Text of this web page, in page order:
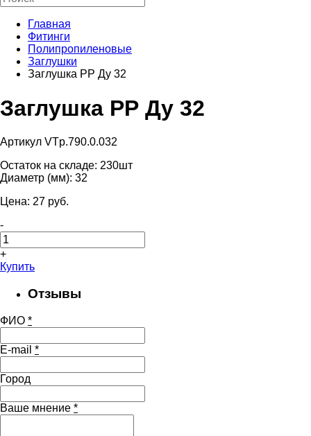
Главная
Фитинги
Полипропиленовые
Заглушки
Заглушка РР Ду 32
Заглушка РР Ду 32
Артикул VTp.790.0.032
Остаток на складе: 230шт
Диаметр (мм): 32
Цена: 27 pуб.
-
+
Купить
Отзывы
ФИО *
E-mail *
Город
Ваше мнение *